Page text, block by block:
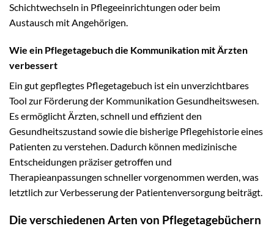
Schichtwechseln in Pflegeeinrichtungen oder beim
Austausch mit Angehörigen.
Wie ein Pflegetagebuch die Kommunikation mit Ärzten
verbessert
Ein gut gepflegtes Pflegetagebuch ist ein unverzichtbares
Tool zur Förderung der Kommunikation Gesundheitswesen.
Es ermöglicht Ärzten, schnell und effizient den
Gesundheitszustand sowie die bisherige Pflegehistorie eines
Patienten zu verstehen. Dadurch können medizinische
Entscheidungen präziser getroffen und
Therapieanpassungen schneller vorgenommen werden, was
letztlich zur Verbesserung der Patientenversorgung beiträgt.
Die verschiedenen Arten von Pflegetagebüchern